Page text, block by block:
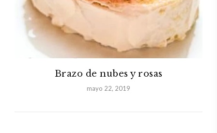
Brazo de nubes y rosas
mayo 22, 2019